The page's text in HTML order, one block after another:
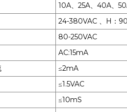
10A、25A、40A、
24-380VAC 、H：
80-250VAC
AC:15mA
≤2mA
≤1.5VAC
≤10mS